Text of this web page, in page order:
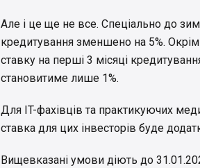
Але і це ще не все. Спеціально до
кредитування зменшено на 5%.
ставку на перші 3 місяці
становитиме лише 1%.
Для IT-фахівців та практикуючих
ставка для цих інвесторів буде
Вищевказані умови діють до